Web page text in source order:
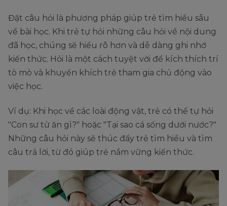
Đặt câu hỏi là phương pháp giúp trẻ tìm hiểu sâu
về bài học. Khi trẻ tự hỏi những câu hỏi về nội dung
đã học, chúng sẽ hiểu rõ hơn và dễ dàng ghi nhớ
kiến thức. Hỏi là một cách tuyệt vời để kích thích trí
tò mò và khuyến khích trẻ tham gia chủ động vào
việc học.
Ví dụ: Khi học về các loài động vật, trẻ có thể tự hỏi
"Con sư tử ăn gì?" hoặc "Tại sao cá sống dưới nước?"
Những câu hỏi này sẽ thúc đẩy trẻ tìm hiểu và tìm
câu trả lời, từ đó giúp trẻ nắm vững kiến thức.